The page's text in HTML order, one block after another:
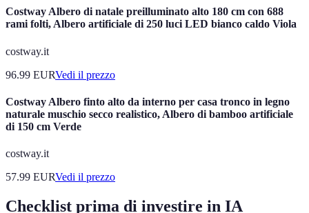
Costway Albero di natale preilluminato alto 180 cm con 688
rami folti, Albero artificiale di 250 luci LED bianco caldo Viola
costway.it
96.99 EURVedi il prezzo
Costway Albero finto alto da interno per casa tronco in legno
naturale muschio secco realistico, Albero di bamboo artificiale
di 150 cm Verde
costway.it
57.99 EURVedi il prezzo
Checklist prima di investire in IA